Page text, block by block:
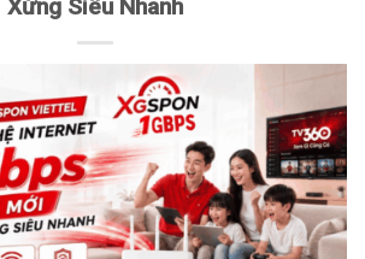
Xứng Siêu Nhanh